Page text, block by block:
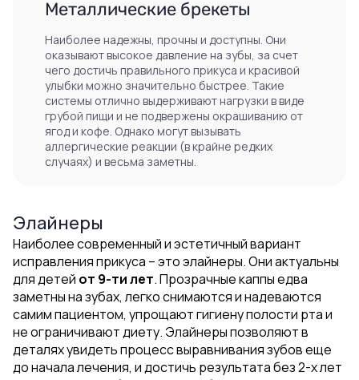
Металлические брекеты
Наиболее надежны, прочны и доступны. Они
оказывают высокое давление на зубы, за счет
чего достичь правильного прикуса и красивой
улыбки можно значительно быстрее. Такие
системы отлично выдерживают нагрузки в виде
грубой пищи и не подвержены окрашиванию от
ягод и кофе. Однако могут вызывать
аллергические реакции (в крайне редких
случаях) и весьма заметны.
Элайнеры
Наиболее современный и эстетичный вариант
исправления прикуса – это элайнеры. Они актуальны
для детей от 9-ти лет. Прозрачные каппы едва
заметны на зубах, легко снимаются и надеваются
самим пациентом, упрощают гигиену полости рта и
не ограничивают диету. Элайнеры позволяют в
деталях увидеть процесс выравнивания зубов еще
до начала лечения, и достичь результата без 2-х лет